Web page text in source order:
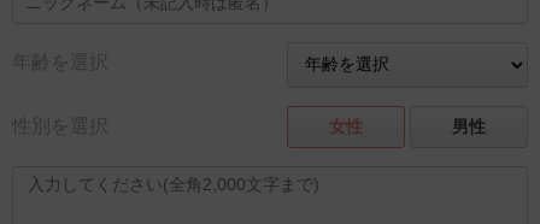
年齢を選択
性別を選択 女性 男性